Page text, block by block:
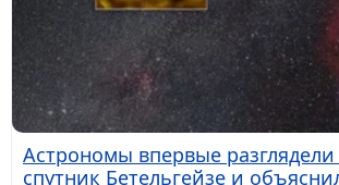
Астрономы впервые разглядели
спутник Бетельгейзе и